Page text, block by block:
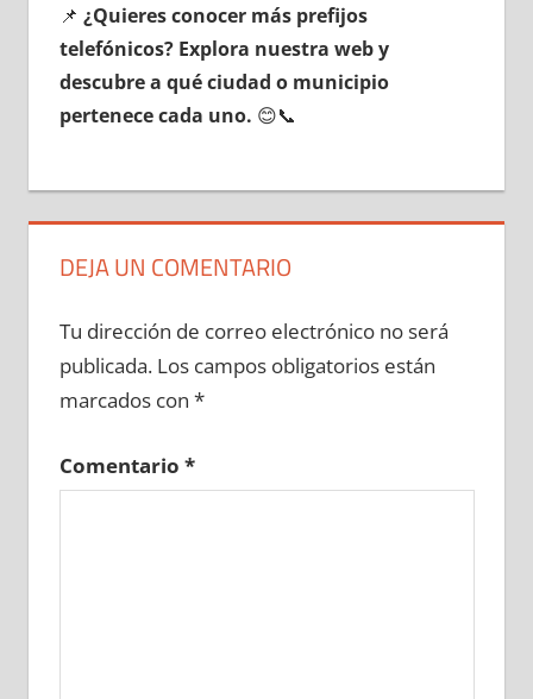
📌 ¿Quieres conocer mа́s prefijos
telefónicos? Explora nuestra web у
descubre а qué ciudad ο municipio
pertenece cada uno. 😊📞
DEJA UN COMENTARIO
Tu dirección de correo electrónico no será
publicada. Los campos obligatorios están
marcados con *
Comentario *